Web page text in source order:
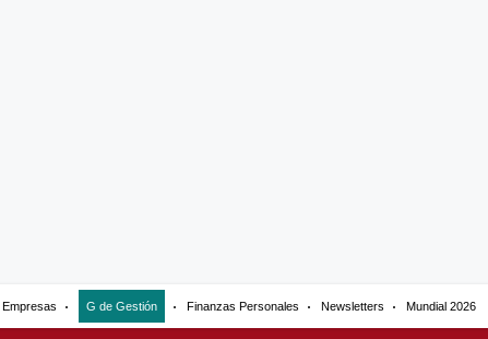
Empresas G de Gestión Finanzas Personales Newsletters Mundial 2026